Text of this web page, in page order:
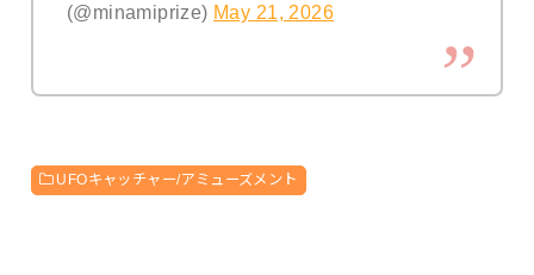
(@minamiprize) May 21, 2026
UFOキャッチャー/アミューズメント